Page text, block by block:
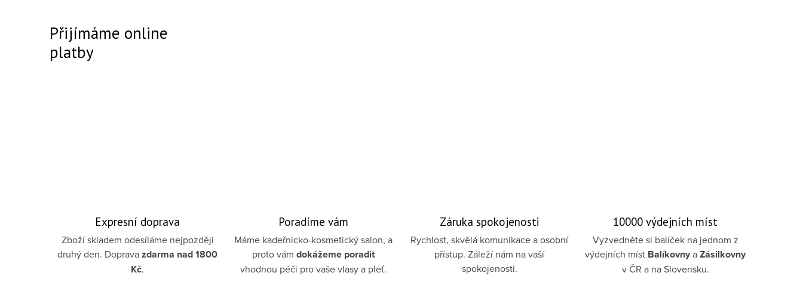
Přijímáme online
platby
Expresní doprava
Zboží skladem odesíláme nejpozději
druhý den. Dopravazdarma nad 1800
Kč.
Poradíme vám
Máme kadeřnicko-kosmetický salon, a
proto vámdokážeme poradit
vhodnou péči pro vaše vlasy a pleť.
Záruka spokojenosti
Rychlost, skvělá komunikace a osobní
přístup. Záleží nám na vaší
spokojenosti.
10000 výdejních míst
Vyzvedněte si balíček na jednom z
výdejních míst BalíkovnyaZásilkovny
v ČR a na Slovensku.